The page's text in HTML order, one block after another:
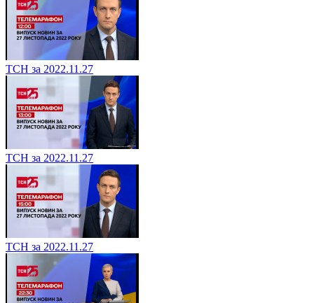
ТСН за 2022.11.27
ТСН за 2022.11.27
ТСН за 2022.11.27